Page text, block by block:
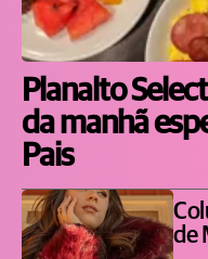
Planalto
da manhã
Pais
de